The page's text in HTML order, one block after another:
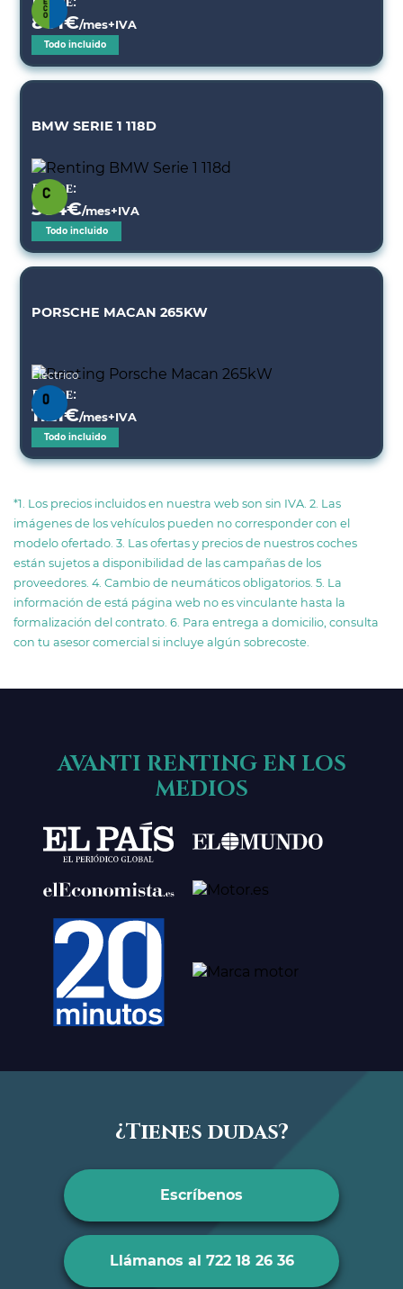
801€/mes+IVA
Todo incluido
BMW SERIE 1 118D
Desde:
564€/mes+IVA
Todo incluido
PORSCHE MACAN 265KW
Eléctrico
Desde:
1121€/mes+IVA
Todo incluido
*1. Los precios incluidos en nuestra web son sin IVA. 2. Las
imágenes de los vehículos pueden no corresponder con el
modelo ofertado. 3. Las ofertas y precios de nuestros coches
están sujetos a disponibilidad de las campañas de los
proveedores. 4. Cambio de neumáticos obligatorios. 5. La
información de está página web no es vinculante hasta la
formalización del contrato. 6. Para entrega a domicilio, consulta
con tu asesor comercial si incluye algún sobrecoste.
AVANTI RENTING EN LOS
MEDIOS
¿Tienes dudas?
Escríbenos
Llámanos al 722 18 26 36